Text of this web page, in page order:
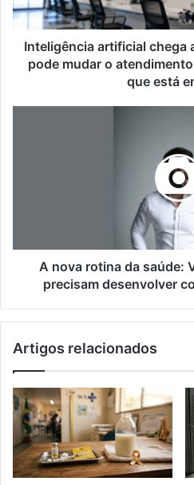
pode
mudar
atendimento
Inteligência artificial chega
pode mudar o
que está
médicos
precisam
desenvolver
A nova rotina da saúde:
precisam desenvolver
Artigos relacionados